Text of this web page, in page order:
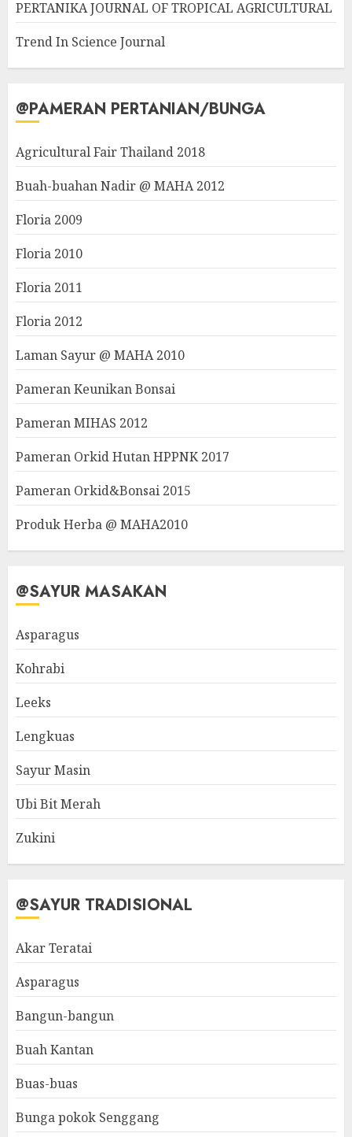
PERTANIKA JOURNAL OF TROPICAL AGRICULTURAL
Trend In Science Journal
@PAMERAN PERTANIAN/BUNGA
Agricultural Fair Thailand 2018
Buah-buahan Nadir @ MAHA 2012
Floria 2009
Floria 2010
Floria 2011
Floria 2012
Laman Sayur @ MAHA 2010
Pameran Keunikan Bonsai
Pameran MIHAS 2012
Pameran Orkid Hutan HPPNK 2017
Pameran Orkid&Bonsai 2015
Produk Herba @ MAHA2010
@SAYUR MASAKAN
Asparagus
Kohrabi
Leeks
Lengkuas
Sayur Masin
Ubi Bit Merah
Zukini
@SAYUR TRADISIONAL
Akar Teratai
Asparagus
Bangun-bangun
Buah Kantan
Buas-buas
Bunga pokok Senggang